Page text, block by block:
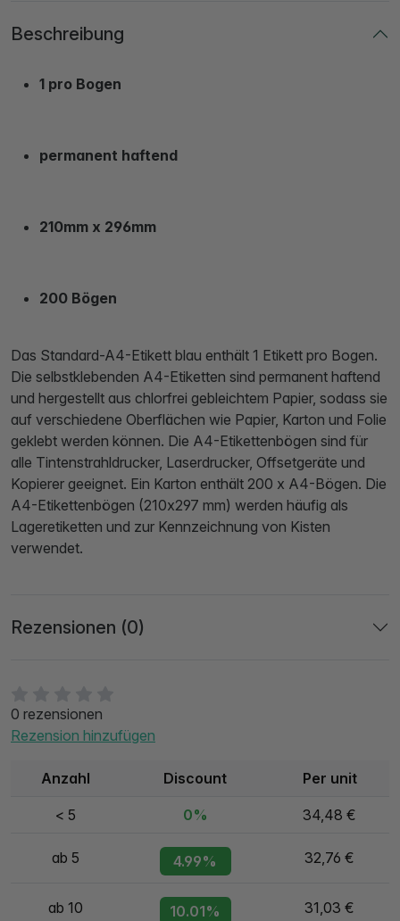
0 rezensionen
Rezension hinzufügen
Anzahl Discount Per unit
< 5 0% 34,48 €
ab 5 4.99% 32,76 €
ab 10 10.01% 31,03 €
Beschreibung
1 pro Bogen
permanent haftend
210mm x 296mm
200 Bögen
Das Standard-A4-Etikett blau enthält 1 Etikett pro Bogen.
Die selbstklebenden A4-Etiketten sind permanent haftend
und hergestellt aus chlorfrei gebleichtem Papier, sodass sie
auf verschiedene Oberflächen wie Papier, Karton und Folie
geklebt werden können. Die A4-Etikettenbögen sind für
alle Tintenstrahldrucker, Laserdrucker, Offsetgeräte und
Kopierer geeignet. Ein Karton enthält 200 x A4-Bögen. Die
A4-Etikettenbögen (210x297 mm) werden häufig als
Lageretiketten und zur Kennzeichnung von Kisten
verwendet.
Rezensionen (0)